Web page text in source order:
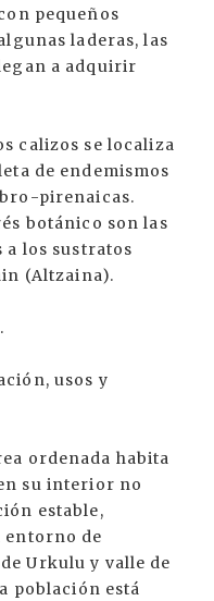
pequeños
laderas, las
a adquirir
calizos se localiza
de endemismos
pirenaicas.
botánico son las
los sustratos
(Altzaina).
usos y
ordenada habita
su interior no
estable,
entorno de
Urkulu y valle de
población está